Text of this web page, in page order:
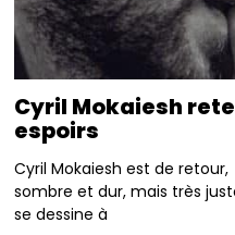
Cyril Mokaiesh
espoirs
Cyril Mokaiesh est de
sombre et dur, mais très
se dessine à